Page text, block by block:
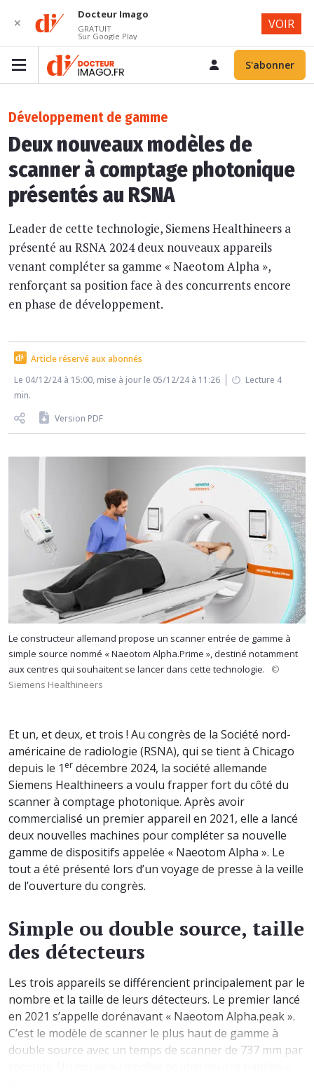
S'abonner
Développement de gamme
Deux nouveaux modèles de
scanner à comptage photonique
présentés au RSNA
Leader de cette technologie, Siemens Healthineers a
présenté au RSNA 2024 deux nouveaux appareils
venant compléter sa gamme « Naeotom Alpha »,
renforçant sa position face à des concurrents encore
en phase de développement.
Article réservé aux abonnés
Le 04/12/24 à 15:00, mise à jour le 05/12/24 à 11:26
Lecture 4
min.
Version PDF
Le constructeur allemand propose un scanner entrée de gamme à
simple source nommé « Naeotom Alpha.Prime », destiné notamment
aux centres qui souhaitent se lancer dans cette technologie.
©
Siemens Healthineers
Et un, et deux, et trois ! Au congrès de la Société nord-
américaine de radiologie (RSNA), qui se tient à Chicago
depuis le 1 er décembre 2024, la société allemande
Siemens Healthineers a voulu frapper fort du côté du
scanner à comptage photonique. Après avoir
commercialisé un premier appareil en 2021, elle a lancé
deux nouvelles machines pour compléter sa nouvelle
gamme de dispositifs appelée « Naeotom Alpha ». Le
tout a été présenté lors d’un voyage de presse à la veille
de l’ouverture du congrès.
Simple ou double source, taille
des détecteurs
Les trois appareils se différencient principalement par le
nombre et la taille de leurs détecteurs. Le premier lancé
en 2021 s’appelle dorénavant « Naeotom Alpha.peak ».
C’est le modèle de scanner le plus haut de gamme à
double source avec un temps de scanner de 737 mm par
✕
Docteur Imago
GRATUIT
Sur Google Play
VOIR